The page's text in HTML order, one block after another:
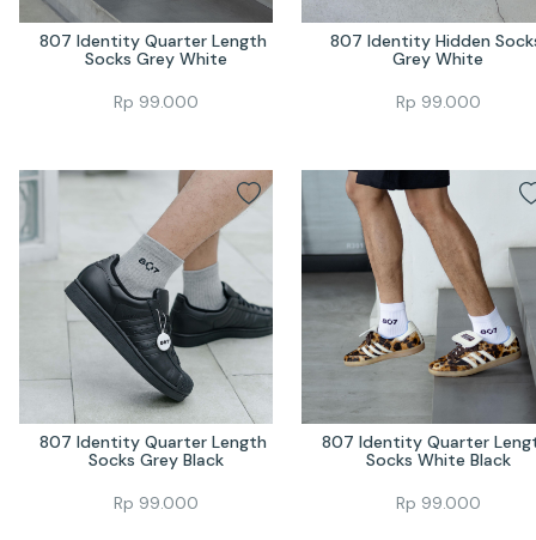
807 Identity Quarter Length
Socks Grey White
Rp 99.000
807 Identity Hidden
Grey White
Rp 99.000
807 Identity Quarter Length
Socks Grey Black
Rp 99.000
807 Identity Quarter
Socks White Black
Rp 99.000